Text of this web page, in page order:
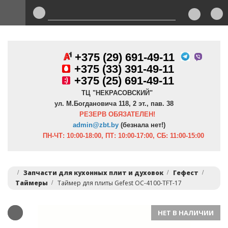
+375 (29) 691-49-11
+375 (33) 391-49-11
+375 (25) 691-49-11
ТЦ "НЕКРАСОВСКИЙ"
ул. М.Богдановича 118, 2 эт., пав. 38
РЕЗЕРВ ОБЯЗАТЕЛЕН!
admin@zbt.by (безнала нет!)
ПН-ЧТ: 10:00-18:00, ПТ: 10:00-17:00, СБ: 11:00-15:00
Запчасти для кухонных плит и духовок
Гефест
Таймеры
Таймер для плиты Gefest OC-4100-TFT-17
НЕТ В НАЛИЧИИ